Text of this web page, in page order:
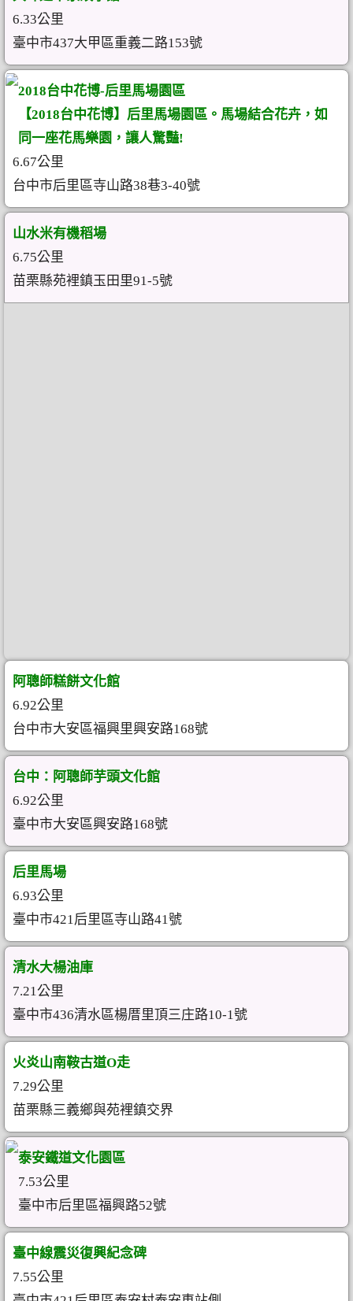
6.33公里
臺中市437大甲區重義二路153號
2018台中花博-后里馬場園區
【2018台中花博】后里馬場園區。馬場結合花卉，如
同一座花馬樂園，讓人驚豔!
6.67公里
台中市后里區寺山路38巷3-40號
山水米有機稻場
6.75公里
苗栗縣苑裡鎮玉田里91-5號
阿聰師糕餅文化館
6.92公里
台中市大安區福興里興安路168號
台中：阿聰師芋頭文化館
6.92公里
臺中市大安區興安路168號
后里馬場
6.93公里
臺中市421后里區寺山路41號
清水大楊油庫
7.21公里
臺中市436清水區楊厝里頂三庄路10-1號
火炎山南鞍古道O走
7.29公里
苗栗縣三義鄉與苑裡鎮交界
泰安鐵道文化園區
7.53公里
臺中市后里區福興路52號
臺中線震災復興紀念碑
7.55公里